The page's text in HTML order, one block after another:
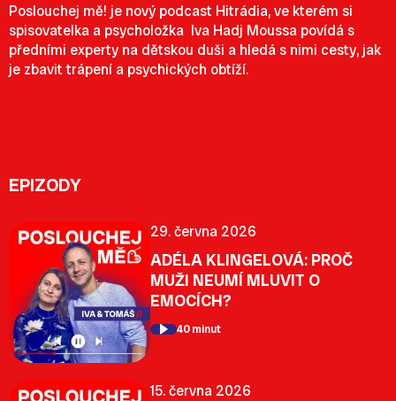
Poslouchej mě! je nový podcast Hitrádia, ve kterém si
spisovatelka a psycholožka Iva Hadj Moussa povídá s
předními experty na dětskou duši a hledá s nimi cesty, jak
je zbavit trápení a psychických obtíží.
EPIZODY
29. června 2026
ADÉLA KLINGELOVÁ: PROČ
MUŽI NEUMÍ MLUVIT O
EMOCÍCH?
40 minut
15. června 2026